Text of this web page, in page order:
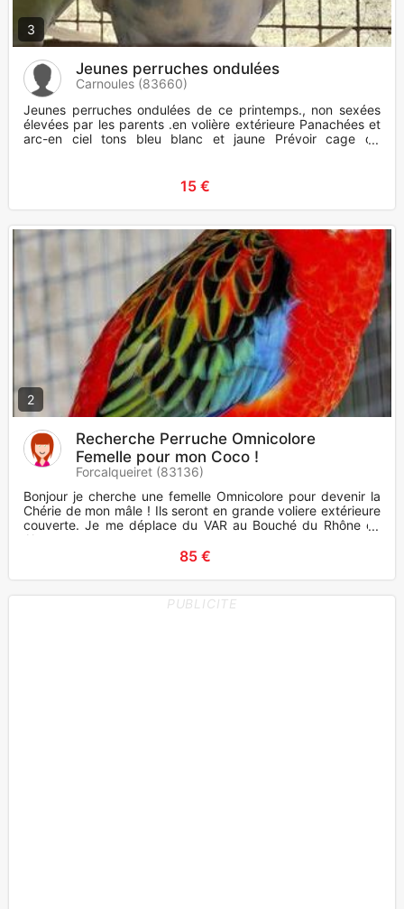
3
Jeunes perruches ondulées
Carnoules (83660)
Jeunes perruches ondulées de ce printemps., non sexées
élevées par les parents .en volière extérieure Panachées et
arc-en ciel tons bleu blanc et jaune Prévoir cage de
15 €
2
Recherche Perruche Omnicolore
Femelle pour mon Coco !
Forcalqueiret (83136)
Bonjour je cherche une femelle Omnicolore pour devenir la
Chérie de mon mâle ! Ils seront en grande voliere extérieure
couverte. Je me déplace du VAR au Bouché du Rhône ou
Alpes
85 €
PUBLICITE